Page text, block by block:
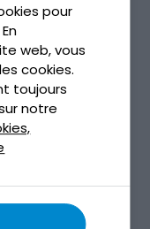
pour
web, vous
cookies.
toujours
notre